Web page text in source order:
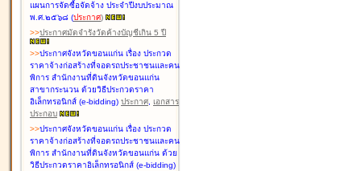
แผนการจัดซื้อจัดจ้าง ประจำปีงบประมาณ
พ.ศ.๒๕๖๘ (ประกาศ)
>>ประกาศมัดจำรังวัดค้างบัญชีเกิน 5 ปี
>>ประกาศจังหวัดขอนแก่น เรื่อง ประกวด
ราคาจ้างก่อสร้างที่จอดรถประชาชนและคน
พิการ สำนักงานที่ดินจังหวัดขอนแก่น
สาขากระนวน ด้วยวิธีประกวดราคา
อิเล็กทรอนิกส์ (e-bidding) ประกาศ, เอกสาร
ประกอบ
>>ประกาศจังหวัดขอนแก่น เรื่อง ประกวด
ราคาจ้างก่อสร้างที่จอดรถประชาชนและคน
พิการ สำนักงานที่ดินจังหวัดขอนแก่น ด้วย
วิธีประกวดราคาอิเล็กทรอนิกส์ (e-bidding)